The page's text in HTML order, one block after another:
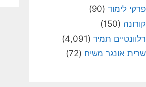
פרקי לימוד (90)
קורונה (150)
רלוונטיים תמיד (4,091)
שרית אונגר משיח (72)